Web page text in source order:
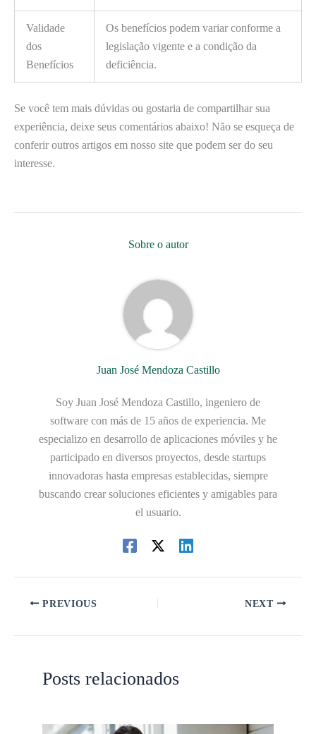
Validade
dos
Benefícios
Os benefícios podem variar conforme a
legislação vigente e a condição da
deficiência.
Se você tem mais dúvidas ou gostaria de compartilhar sua
experiência, deixe seus comentários abaixo! Não se esqueça de
conferir outros artigos em nosso site que podem ser do seu
interesse.
Sobre o autor
Juan José Mendoza Castillo
Soy Juan José Mendoza Castillo, ingeniero de
software con más de 15 años de experiencia. Me
especializo en desarrollo de aplicaciones móviles y he
participado en diversos proyectos, desde startups
innovadoras hasta empresas establecidas, siempre
buscando crear soluciones eficientes y amigables para
el usuario.
PREVIOUS NEXT
Posts relacionados